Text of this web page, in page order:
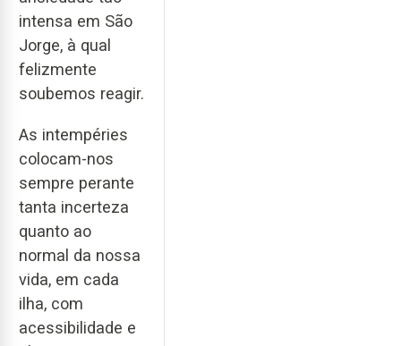
intensa em São
Jorge, à qual
felizmente
soubemos reagir.
As intempéries
colocam-nos
sempre perante
tanta incerteza
quanto ao
normal da nossa
vida, em cada
ilha, com
acessibilidade e